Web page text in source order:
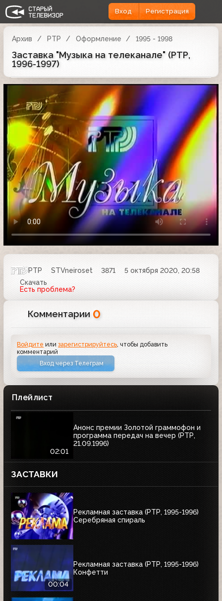
Вход Регистрация
Архив РТР Оформление 1995 - 1998
Заставка "Музыка на телеканале" (РТР,
1996-1997)
РТР STVneiroset 3871
5 октября 2020, 20:58
Скачать
Есть проблема?
Комментарии 0
Войдите илизарегистрируйтесь, чтобы добавить
комментарий
Вход через Телеграм
Плейлист
02:01
Анонс премии Золотой граммофон и
программа передач на вечер (РТР,
21.09.1996)
ЗАСТАВКИ
Рекламная заставка (РТР, 1995-1996)
Серебряная спираль
00:04
Рекламная заставка (РТР, 1995-1996)
Конфетти